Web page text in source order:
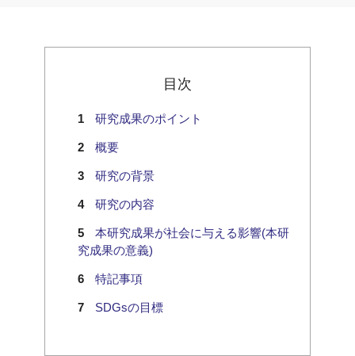
目次
研究成果のポイント
概要
研究の背景
研究の内容
本研究成果が社会に与える影響(本研
究成果の意義)
特記事項
SDGsの目標